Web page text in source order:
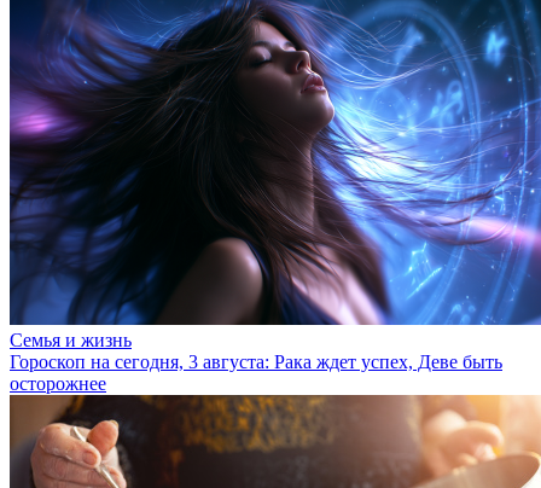
Семья и жизнь
Гороскоп на сегодня, 3 августа: Рака ждет успех, Деве быть
осторожнее